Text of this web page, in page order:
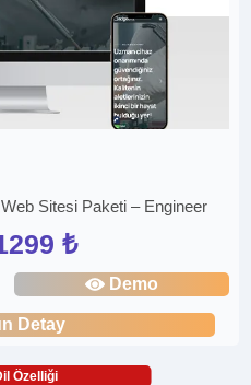
Sitesi Paketi – Engineer
₺
Demo
Detay
Özelliği